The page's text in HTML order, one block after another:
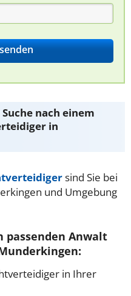
nach einem
in
sind Sie bei
und Umgebung
passenden Anwalt
in Ihrer